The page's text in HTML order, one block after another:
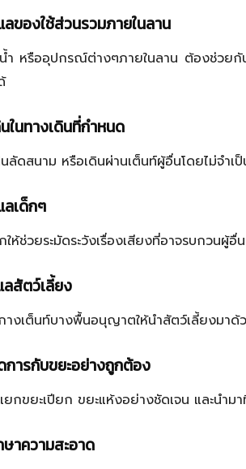
ลของใช้ส่วนรวมภายในลาน
ำ หรืออุปกรณ์ต่างๆภายในลาน ต้องช่วยกั
ในทางเดินที่กำหนด
นลัดสนาม หรือเดินผ่านเต็นท์ผู้อื่นโดยไม่จำเ
ลเด็กๆ
ให้ช่วยระมัดระวังเรื่องเสียงที่อาจรบกวน
ลสัตว์เลี้ยง
างเต็นท์บางพื้นอนุญาตให้นำสัตว์เลี้ยงมา
การกับขยะอย่างถูกต้อง
ยกขยะเปียก ขยะแห้งอย่างชัดเจน และนำ
าความสะอาด